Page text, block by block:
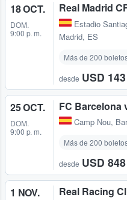
18 OCT.
DOM.
9:00 p. m.
Real Madrid
Estadio
Madrid, ES
Más de 200
desde USD 143
25 OCT.
DOM.
9:00 p. m.
FC Barcelona
Camp Nou,
Más de 200
desde USD 848
1 NOV. Real Racing